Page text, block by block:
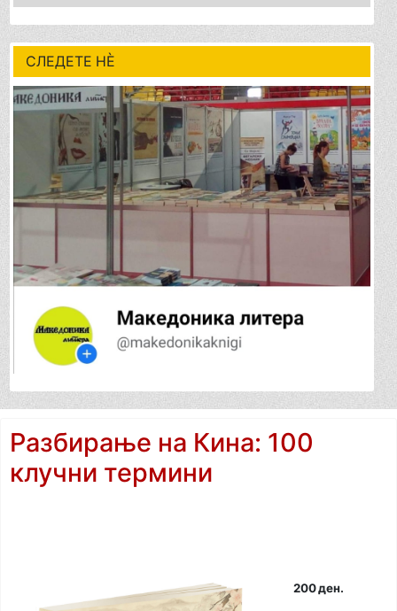
СЛЕДЕТЕ НÈ
Разбирање на Кина: 100
клучни термини
200 ден.